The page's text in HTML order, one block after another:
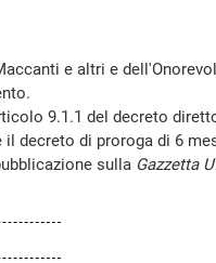
e altri e
9.1.1 del decreto
decreto di proroga di 6
sulla Gazzetta